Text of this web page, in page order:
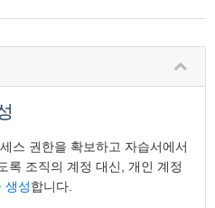
스 권한을 확보하고 자습서에서
록 조직의 계정 대신, 개인 계정
생성합니다.